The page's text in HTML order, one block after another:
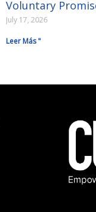
Voluntary
July 17, 2026
Leer Más "